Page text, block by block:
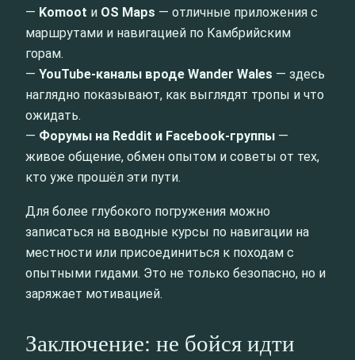
— Komoot и OS Maps — отличные приложения с
маршрутами и навигацией по Камбрийским
горам.
— YouTube-каналы вроде Wander Wales — здесь
наглядно показывают, как выглядят тропы и что
ожидать.
— Форумы на Reddit и Facebook-группы —
живое общение, обмен опытом и советы от тех,
кто уже прошёл эти пути.
Для более глубокого погружения можно
записаться на вводные курсы по навигации на
местности или присоединиться к походам с
опытными гидами. Это не только безопасно, но и
заряжает мотивацией.
Заключение: не бойся идти